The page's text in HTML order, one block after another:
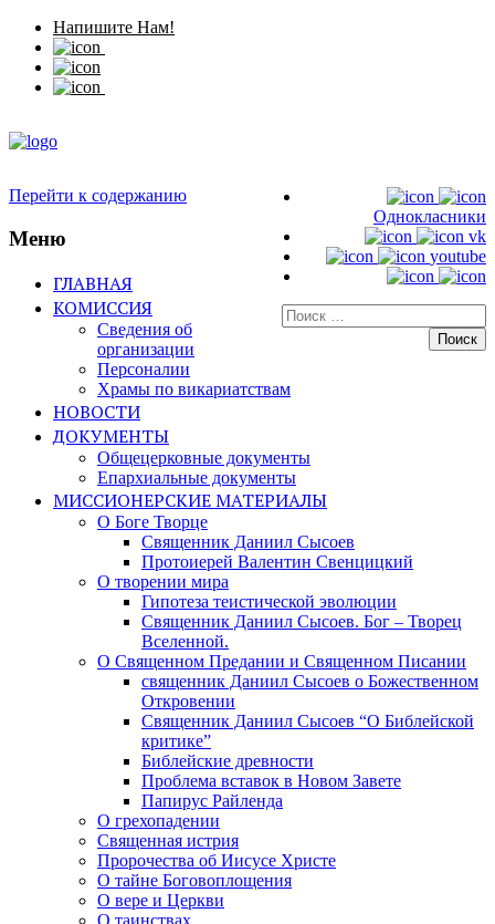
Напишите Нам!
Однокласники
vk
youtube
Искать:
Перейти к содержанию
Меню
ГЛАВНАЯ
КОМИССИЯ
Сведения об
организации
Персоналии
Храмы по викариатствам
НОВОСТИ
ДОКУМЕНТЫ
Общецерковные документы
Епархиальные документы
МИССИОНЕРСКИЕ МАТЕРИАЛЫ
О Боге Творце
Священник Даниил Сысоев
Протоиерей Валентин Свенцицкий
О творении мира
Гипотеза теистической эволюции
Священник Даниил Сысоев. Бог – Творец
Вселенной.
О Священном Предании и Священном Писании
священник Даниил Сысоев о Божественном
Откровении
Священник Даниил Сысоев “О Библейской
критике”
Библейские древности
Проблема вставок в Новом Завете
Папирус Райленда
О грехопадении
Священная истрия
Пророчества об Иисусе Христе
О тайне Боговоплощения
О вере и Церкви